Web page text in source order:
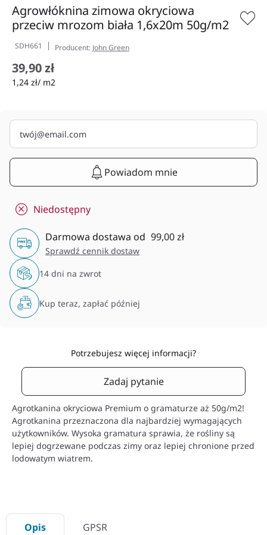
Agrowłóknina zimowa okryciowa
przeciw mrozom biała 1,6x20m 50g/m2
SDH661 Producent: John Green
39,90 zł
1,24 zł/ m2
Powiadom mnie
Niedostępny
Darmowa dostawa od 99,00 zł
Sprawdź cennik dostaw
14 dni na zwrot
Kup teraz, zapłać później
Potrzebujesz więcej informacji?
Zadaj pytanie
Agrotkanina okryciowa Premium o gramaturze aż 50g/m2!
Agrotkanina przeznaczona dla najbardziej wymagających
użytkowników. Wysoka gramatura sprawia, że rośliny są
lepiej dogrzewane podczas zimy oraz lepiej chronione przed
lodowatym wiatrem.
Opis GPSR